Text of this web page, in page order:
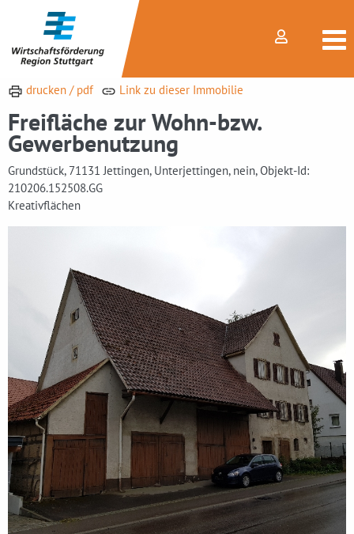
drucken / pdf Link zu dieser Immobilie
Freifläche zur Wohn-bzw.
Gewerbenutzung
Grundstück, 71131 Jettingen, Unterjettingen, nein, Objekt-Id:
210206.152508.GG
Kreativflächen